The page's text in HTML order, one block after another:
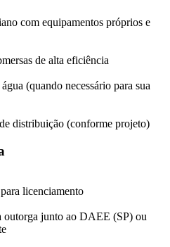
com equipamentos próprios e
de alta eficiência
(quando necessário para sua
distribuição (conforme projeto)
licenciamento
outorga junto ao DAEE (SP) ou